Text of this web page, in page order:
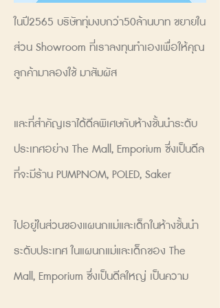
ในปี2565 บริษัททุ่มงบกว่า50ล้านบาท ขยายใน
ส่วน Showroom ที่เราลงทุนทำเองเพื่อให้คุณ
ลูกค้ามาลองใช้ มาสัมผัส
และที่สำคัญเราได้ดีลพิเศษกับห้างชั้นนำระดับ
ประเทศอย่าง The Mall, Emporium ซึ่งเป็นดีล
ที่จะมีร้าน PUMPNOM, POLED, Saker
ไปอยู่ในส่วนของแผนกแม่และเด็กในห้างชั้นนำ
ระดับประเทศ ในแผนกแม่และเด็กของ The
Mall, Emporium ซึ่งเป็นดีลใหญ่ เป็นความ